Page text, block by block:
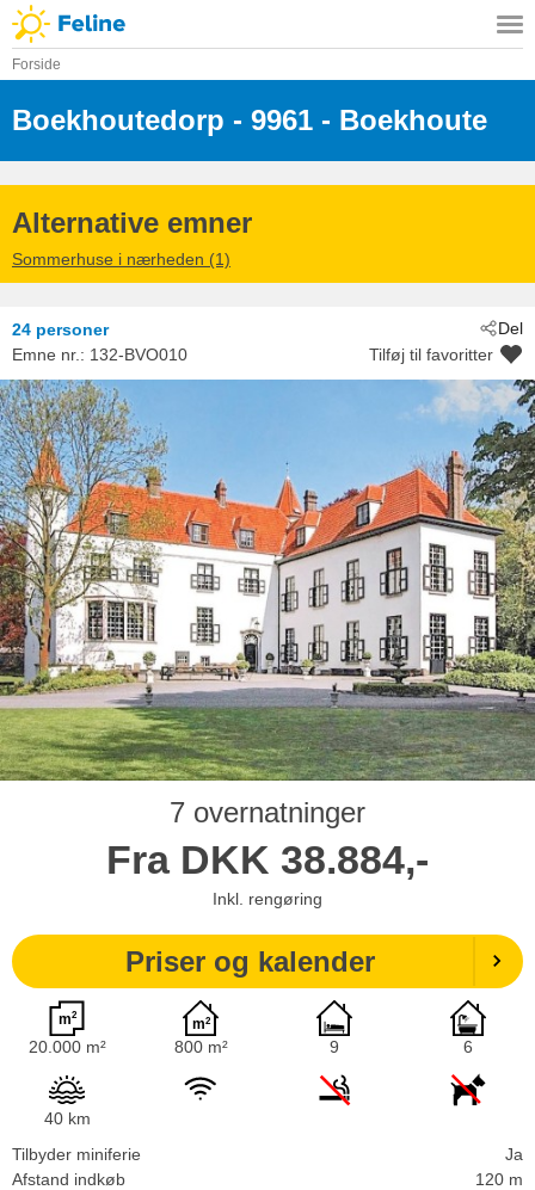
Forside
Boekhoutedorp
- Assenede
- 9961 - Boekhoute
Alternative emner
Sommerhuse i nærheden (1)
Del
24 personer
Emne nr.: 132-BVO010 Tilføj til favoritter
7 overnatninger
Fra DKK 38.884,-
Inkl. rengøring
Priser og kalender
20.000 m² 800 m² 9 6
40 km
Tilbyder miniferie
Ja
Afstand indkøb
120 m